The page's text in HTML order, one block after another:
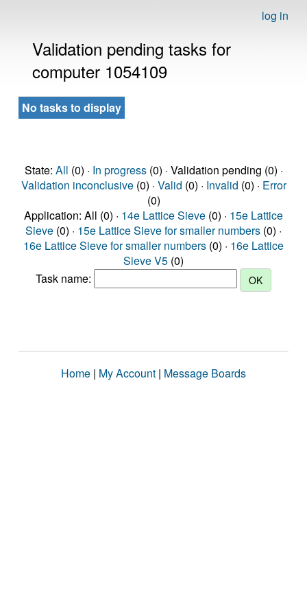
log in
Validation pending tasks for
computer 1054109
No tasks to display
State: All (0) · In progress(0) · Validation pending (0) ·
Validation inconclusive(0) · Valid (0) · Invalid (0) · Error
(0)
Application: All (0) · 14e Lattice Sieve (0) · 15e Lattice
Sieve (0) · 15e Lattice Sieve for smaller numbers (0) ·
16e Lattice Sieve for smaller numbers (0) · 16e Lattice
Sieve V5 (0)
Task name:
Home | My Account | Message Boards